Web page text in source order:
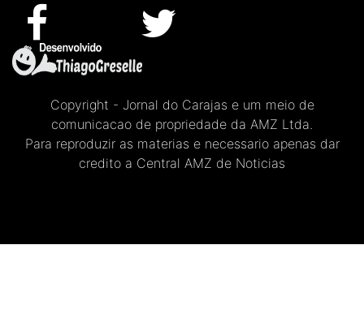
Copyright - Jornal do Carajas e um meio de
comunicacao de propriedade da AMZ Ltda.
Para reproduzir as materias e necessario apenas dar
credito a Central AMZ de Noticias